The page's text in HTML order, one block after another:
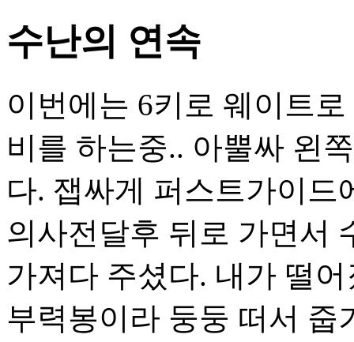
수난의 연속
이번에는 6키로 웨이트
비를 하는중.. 아뿔싸 왼
다. 잽싸게 퍼스트가이
의사전달후 뒤로 가면서
가져다 주셨다. 내가 떨
부력봉이라 둥둥 떠서 줍